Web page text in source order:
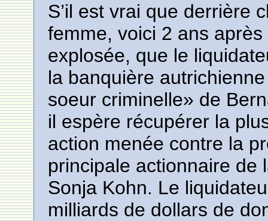
S’il est vrai que derrière
femme, voici 2 ans après
explosée, que le
la banquière
soeur criminelle» de
il espère récupérer la
action menée contre la
principale actionnaire de
Sonja Kohn. Le
milliards de dollars de